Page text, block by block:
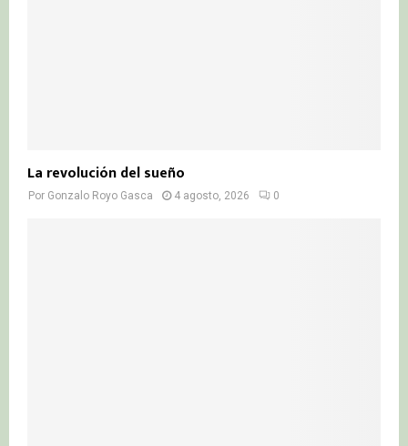
La revolución del sueño
Por Gonzalo Royo Gasca 4 agosto, 2026 0